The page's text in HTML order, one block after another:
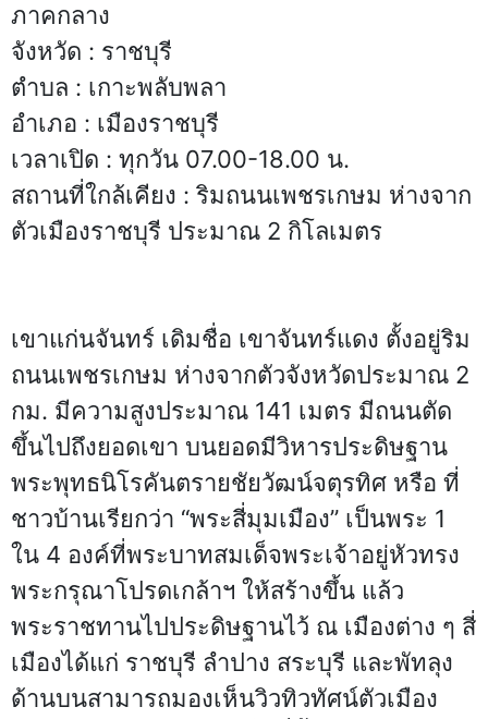
ภาคกลาง
จังหวัด : ราชบุรี
ตำบล : เกาะพลับพลา
อำเภอ : เมืองราชบุรี
เวลาเปิด : ทุกวัน 07.00-18.00 น.
สถานที่ใกล้เคียง : ริมถนนเพชรเกษม ห่างจาก
ตัวเมืองราชบุรี ประมาณ 2 กิโลเมตร
เขาแก่นจันทร์ เดิมชื่อ เขาจันทร์แดง ตั้งอยู่ริม
ถนนเพชรเกษม ห่างจากตัวจังหวัดประมาณ 2
กม. มีความสูงประมาณ 141 เมตร มีถนนตัด
ขึ้นไปถึงยอดเขา บนยอดมีวิหารประดิษฐาน
พระพุทธนิโรคันตรายชัยวัฒน์จตุรทิศ หรือ ที่
ชาวบ้านเรียกว่า “พระสี่มุมเมือง” เป็นพระ 1
ใน 4 องค์ที่พระบาทสมเด็จพระเจ้าอยู่หัวทรง
พระกรุณาโปรดเกล้าฯ ให้สร้างขึ้น แล้ว
พระราชทานไปประดิษฐานไว้ ณ เมืองต่าง ๆ สี่
เมืองได้แก่ ราชบุรี ลำปาง สระบุรี และพัทลุง
ด้านบนสามารถมองเห็นวิวทิวทัศน์ตัวเมือง